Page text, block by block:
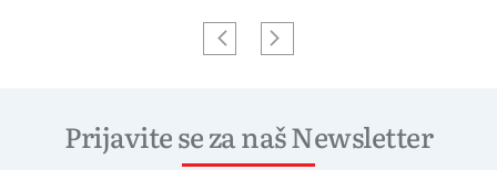
Prijavite se za naš Newsletter